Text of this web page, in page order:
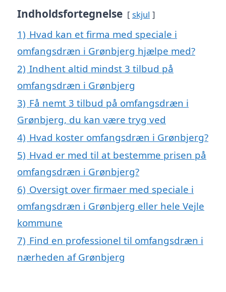
Indholdsfortegnelse skjul
1) Hvad kan et firma med speciale i
omfangsdræn i Grønbjerg hjælpe med?
2) Indhent altid mindst 3 tilbud på
omfangsdræn i Grønbjerg
3) Få nemt 3 tilbud på omfangsdræn i
Grønbjerg, du kan være tryg ved
4) Hvad koster omfangsdræn i Grønbjerg?
5) Hvad er med til at bestemme prisen på
omfangsdræn i Grønbjerg?
6) Oversigt over firmaer med speciale i
omfangsdræn i Grønbjerg eller hele Vejle
kommune
7) Find en professionel til omfangsdræn i
nærheden af Grønbjerg